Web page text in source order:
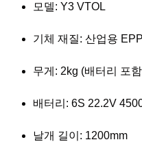
모델: Y3 VTOL
기체 재질: 산업용 EPP
무게: 2kg (배터리 포
배터리: 6S 22.2V
날개 길이: 1200mm